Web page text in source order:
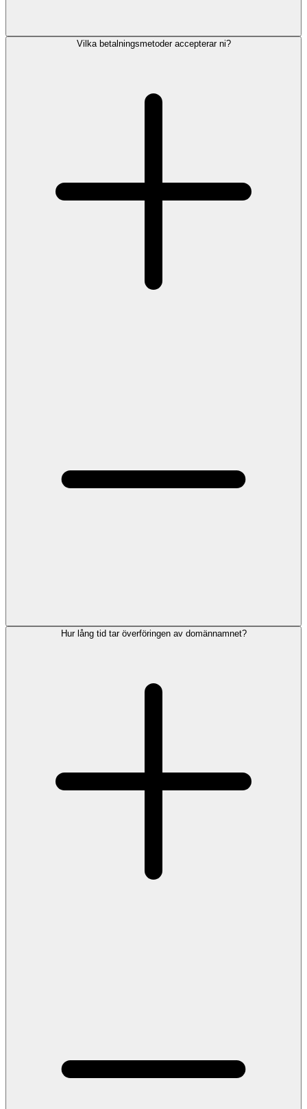
Vilka betalningsmetoder accepterar ni?
Hur lång tid tar överföringen av domännamnet?